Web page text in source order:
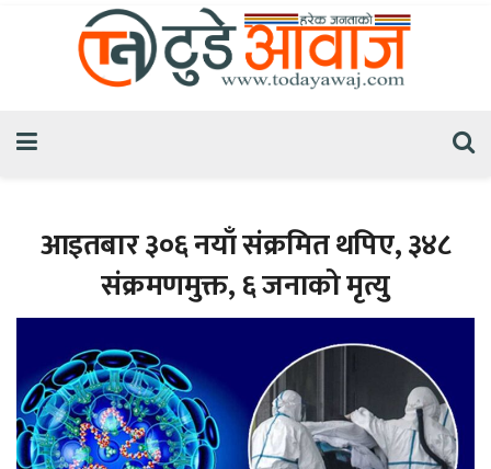
आइतबार ३०६ नयाँ संक्रमित थपिए, ३४८
संक्रमणमुक्त, ६ जनाको मृत्यु